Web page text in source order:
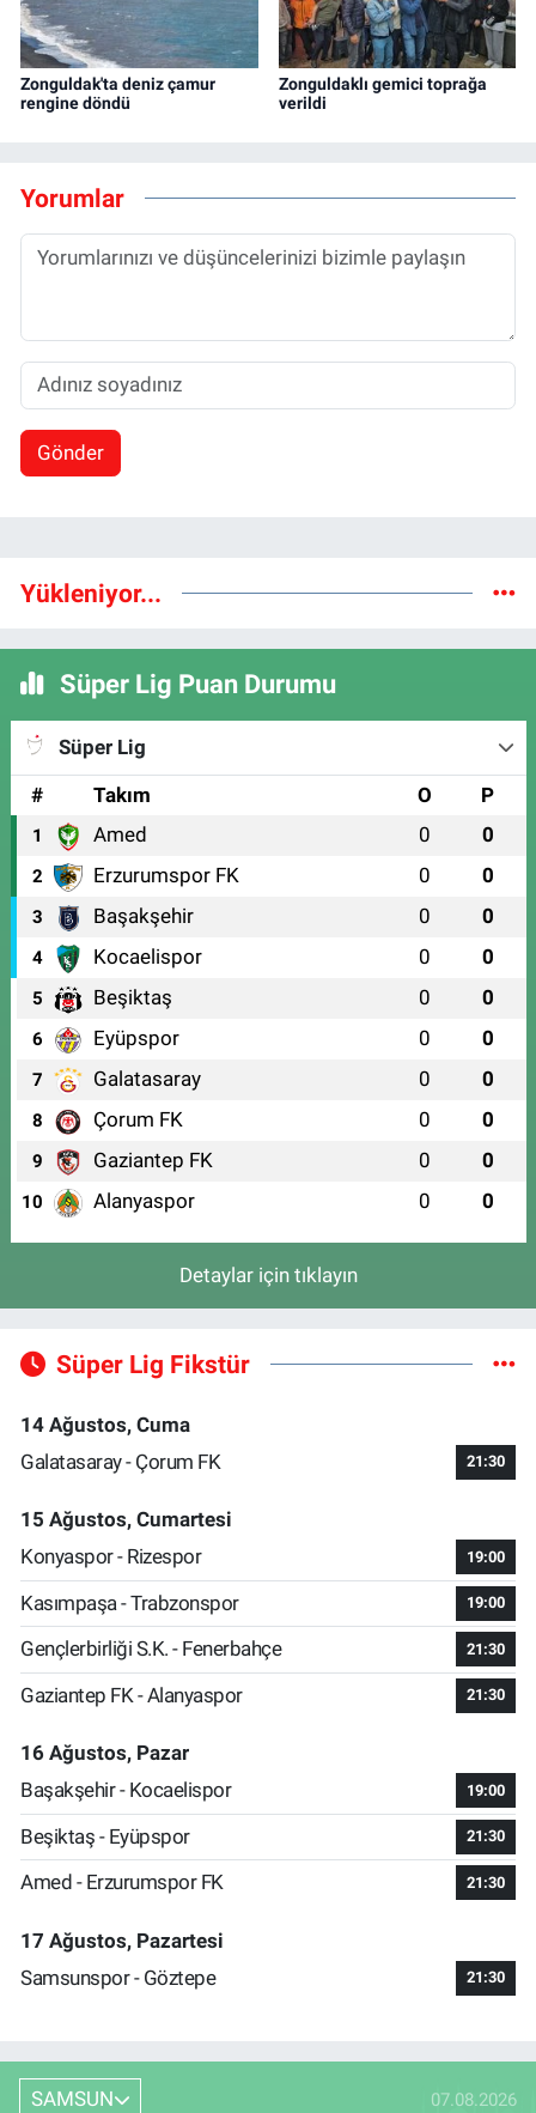
Zonguldak'ta deniz çamur
rengine döndü
Zonguldaklı gemici toprağa
verildi
Yorumlar
Gönder
Yükleniyor...
Süper Lig Puan Durumu
Süper Lig
#
Takım O P
1 Amed 0 0
2 Erzurumspor FK 0 0
3 Başakşehir 0 0
4 Kocaelispor 0 0
5 Beşiktaş 0 0
6 Eyüpspor 0 0
7 Galatasaray 0 0
8 Çorum FK 0 0
9 Gaziantep FK 0 0
10 Alanyaspor 0 0
Detaylar için tıklayın
Süper Lig Fikstür
14 Ağustos, Cuma
Galatasaray - Çorum FK
21:30
15 Ağustos, Cumartesi
Konyaspor - Rizespor
19:00
Kasımpaşa - Trabzonspor 19:00
Gençlerbirliği S.K. - Fenerbahçe 21:30
Gaziantep FK - Alanyaspor 21:30
16 Ağustos, Pazar
Başakşehir - Kocaelispor
19:00
Beşiktaş - Eyüpspor 21:30
Amed - Erzurumspor FK 21:30
17 Ağustos, Pazartesi
Samsunspor - Göztepe
21:30
SAMSUN 07.08.2026